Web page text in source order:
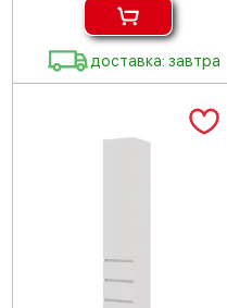
доставка: завтра